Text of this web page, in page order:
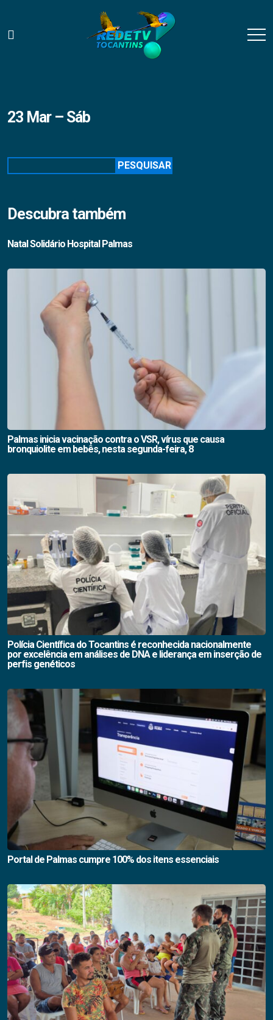
23 Mar – Sáb
PESQUISAR
Descubra também
Natal Solidário Hospital Palmas
Palmas inicia vacinação contra o VSR, vírus que causa
bronquiolite em bebês, nesta segunda-feira, 8
Polícia Científica do Tocantins é reconhecida nacionalmente
por excelência em análises de DNA e liderança em inserção de
perfis genéticos
Portal de Palmas cumpre 100% dos itens essenciais